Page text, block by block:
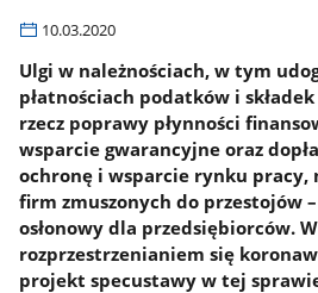
10.03.2020
Ulgi w należnościach, w tym
płatnościach podatków i
rzecz poprawy płynności
wsparcie gwarancyjne oraz
ochronę i wsparcie rynku pracy,
firm zmuszonych do przestojów
osłonowy dla przedsiębiorców.
rozprzestrzenianiem się
projekt specustawy w tej